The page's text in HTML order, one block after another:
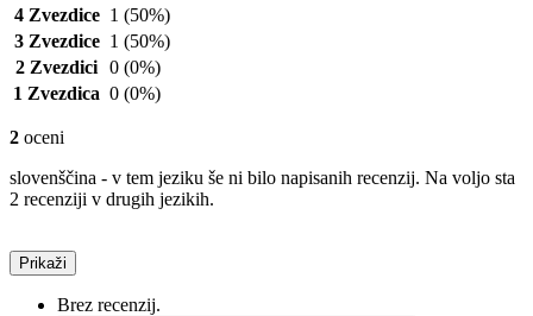
4 Zvezdice 1 (50%)
3 Zvezdice 1 (50%)
2 Zvezdici 0 (0%)
1 Zvezdica 0 (0%)
2 oceni
slovenščina - v tem jeziku še ni bilo napisanih recenzij. Na voljo sta
2 recenziji v drugih jezikih.
Prikaži
Brez recenzij.